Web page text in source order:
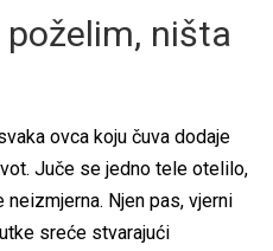
ništa
ovca koju čuva dodaje
Juče se jedno tele otelilo,
Njen pas, vjerni
sreće stvarajući